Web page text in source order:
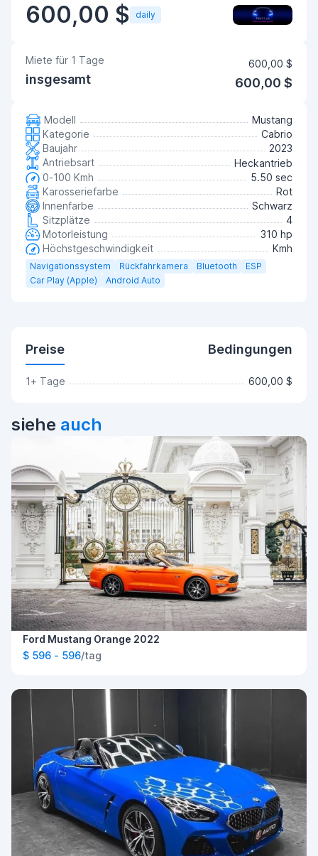
600,00 $ daily
Miete für 1 Tage 600,00 $
insgesamt 600,00 $
Modell
Mustang
Kategorie
Cabrio
Baujahr
2023
Antriebsart
Heckantrieb
0-100 Kmh
5.50 sec
Karosseriefarbe
Rot
Innenfarbe
Schwarz
Sitzplätze
4
Motorleistung
310 hp
Höchstgeschwindigkeit
Kmh
Navigationssystem Rückfahrkamera Bluetooth
ESP
Car Play (Apple)
Android Auto
Preise Bedingungen
1+ Tage 600,00 $
siehe auch
Ford Mustang Orange 2022
$ 596 - 596/tag